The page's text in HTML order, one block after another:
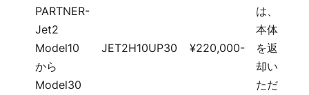
は、
本体
を返
却い
ただ
PARTNER-
Jet2
Model10
から
Model30
JET2H10UP30 ¥220,000-